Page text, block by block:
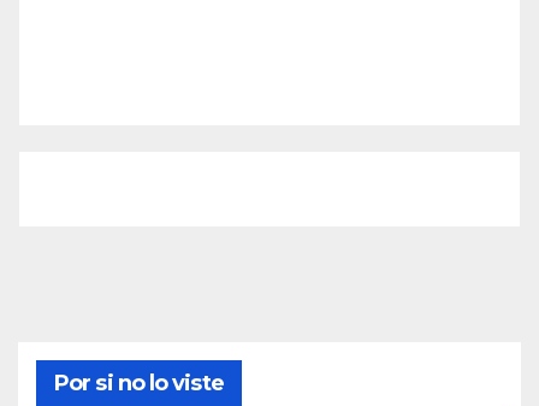
Por si no lo viste